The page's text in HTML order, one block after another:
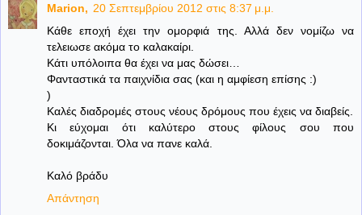
Μarion, 20 Σεπτεμβρίου 2012 στις 8:37 μ.μ.
Κάθε εποχή έχει την ομορφιά της. Αλλά δεν νομίζω να
τελειωσε ακόμα το καλακαίρι.
Κάτι υπόλοιπα θα έχει να μας δώσει…
Φανταστικά τα παιχνίδια σας (και η αμφίεση επίσης :)
)
Καλές διαδρομές στους νέους δρόμους που έχεις να διαβείς.
Κι εύχομαι ότι καλύτερο στους φίλους σου που
δοκιμάζονται. Όλα να πανε καλά.
Καλό βράδυ
Απάντηση